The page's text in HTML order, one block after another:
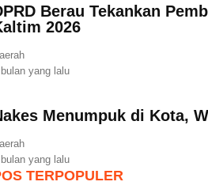
Berau Tekankan
2026
yang lalu
Menumpuk di Kota,
yang lalu
TERPOPULER